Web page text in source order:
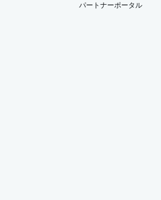
パートナーポータル